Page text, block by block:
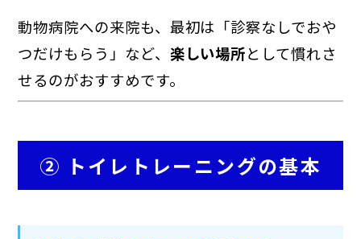
動物病院への来院も、最初は「診察なしでおや
つだけもらう」など、 楽しい場所として慣れさ
せるのがおすすめです。
② トイレトレーニングの基本